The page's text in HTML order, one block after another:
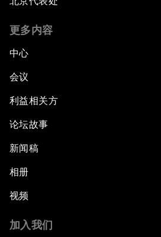
更多内容
中心
会议
利益相关方
论坛故事
新闻稿
相册
视频
加入我们